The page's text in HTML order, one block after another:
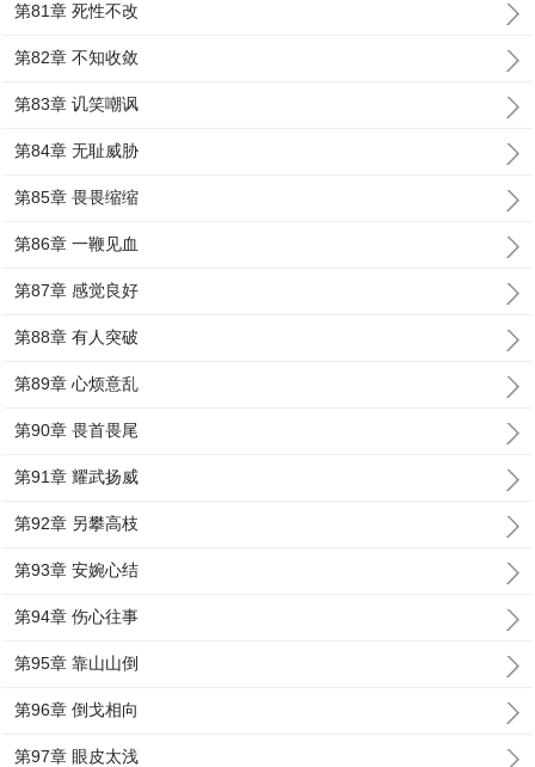
第81章 死性不改
第82章 不知收敛
第83章 讥笑嘲讽
第84章 无耻威胁
第85章 畏畏缩缩
第86章 一鞭见血
第87章 感觉良好
第88章 有人突破
第89章 心烦意乱
第90章 畏首畏尾
第91章 耀武扬威
第92章 另攀高枝
第93章 安婉心结
第94章 伤心往事
第95章 靠山山倒
第96章 倒戈相向
第97章 眼皮太浅